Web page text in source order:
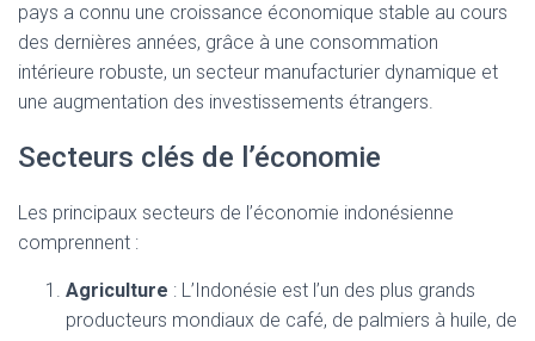
pays a connu une croissance économique stable au cours
des dernières années, grâce à une consommation
intérieure robuste, un secteur manufacturier dynamique et
une augmentation des investissements étrangers.
Secteurs clés de l’économie
Les principaux secteurs de l’économie indonésienne
comprennent :
Agriculture : L’Indonésie est l’un des plus grands
producteurs mondiaux de café, de palmiers à huile, de